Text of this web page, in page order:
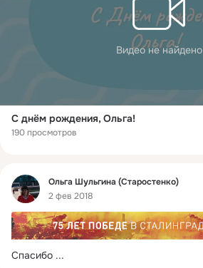
Видео не найдено
С днём рождения, Ольга!
190 просмотров
Фид
Ольга Шульгина (Старостенко)
2 фев 2018
Спасибо ...